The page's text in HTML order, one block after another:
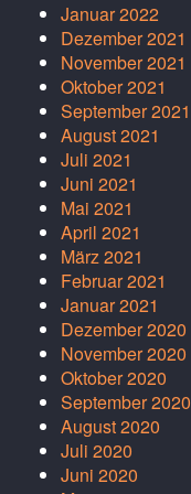
Januar 2022
Dezember 2021
November 2021
Oktober 2021
September 2021
August 2021
Juli 2021
Juni 2021
Mai 2021
April 2021
März 2021
Februar 2021
Januar 2021
Dezember 2020
November 2020
Oktober 2020
September 2020
August 2020
Juli 2020
Juni 2020